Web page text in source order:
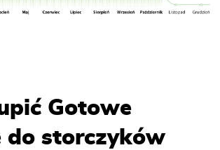
Gotowe
do storczyków